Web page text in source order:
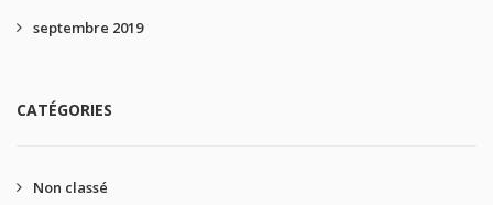
septembre 2019
CATÉGORIES
Non classé